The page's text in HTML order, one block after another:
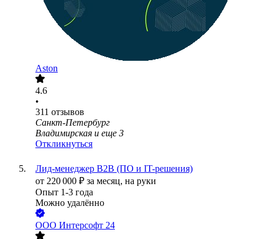
Aston
4.6
•
311 отзывов
Санкт-Петербург
Владимирская и еще 3
Откликнуться
Лид-менеджер B2B (ПО и IT-решения)
от 220 000 ₽ за месяц, на руки
Опыт 1-3 года
Можно удалённо
ООО Интерсофт 24